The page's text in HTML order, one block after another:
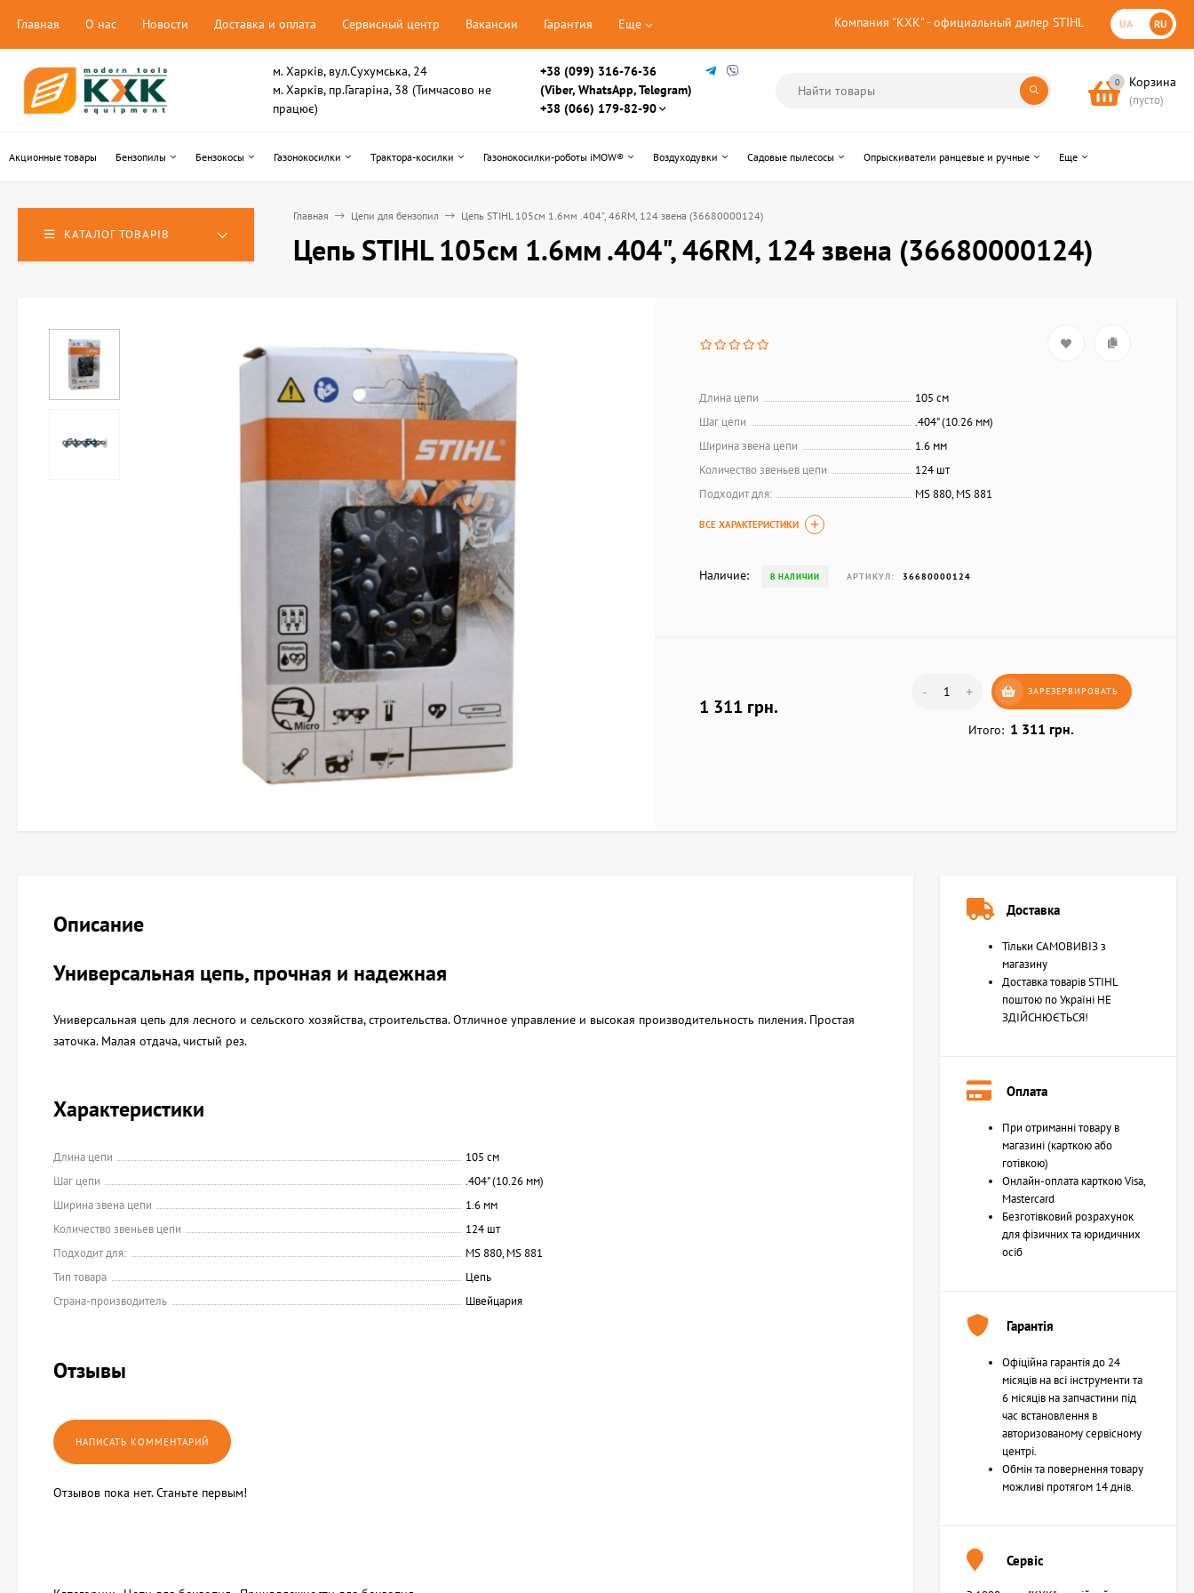
Компания "КХК" - официальный дилер STIHL UA RU
Главная О нас Новости Доставка и оплата Сервисный центр Вакансии Гарантия Еще
м. Харків, вул.Сухумська, 24
м. Харків, пр.Гагаріна, 38 (Тимчасово не
працює)
+38 (099) 316-76-36
(Viber, WhatsApp, Telegram)
+38 (066) 179-82-90
0 Корзина
(пусто)
Акционные товары Бензопилы Бензокосы Газонокосилки Трактора-косилки Газонокосилки-роботы iMOW® Воздуходувки Садовые пылесосы Опрыскиватели ранцевые и ручные Еще
КАТАЛОГ ТОВАРІВ
Главная Цепи для бензопил Цепь STIHL 105см 1.6мм .404", 46RM, 124 звена (36680000124)
Цепь STIHL 105см 1.6мм .404", 46RM, 124 звена (36680000124)
Длина цепи
105 см
Шаг цепи
.404" (10.26 мм)
Ширина звена цепи
1.6 мм
Количество звеньев цепи
124 шт
Подходит для:
MS 880, MS 881
ВСЕ ХАРАКТЕРИСТИКИ
Наличие: В НАЛИЧИИ АРТИКУЛ: 36680000124
1 311 грн.
- + ЗАРЕЗЕРВИРОВАТЬ
Итого: 1 311 грн.
Описание
Универсальная цепь, прочная и надежная
Универсальная цепь для лесного и сельского хозяйства, строительства. Отличное управление и высокая производительность пиления. Простая
заточка. Малая отдача, чистый рез.
Характеристики
Длина цепи
105 см
Шаг цепи
.404" (10.26 мм)
Ширина звена цепи
1.6 мм
Количество звеньев цепи
124 шт
Подходит для:
MS 880, MS 881
Тип товара
Цепь
Страна-производитель
Швейцария
Отзывы
Отзывов пока нет. Станьте первым!
Доставка
Тільки САМОВИВІЗ з
магазину
Доставка товарів STIHL
поштою по Україні НЕ
ЗДІЙСНЮЄТЬСЯ!
Оплата
При отриманні товару в
магазині (карткою або
готівкою)
Онлайн-оплата карткою Visa,
Mastercard
Безготівковий розрахунок
для фізичних та юридичних
осіб
Гарантія
Офіційна гарантія до 24
місяців на всі інструменти та
6 місяців на запчастини під
час встановлення в
авторизованому сервісному
центрі.
Обмін та повернення товару
можливі протягом 14 днів.
Сервіс